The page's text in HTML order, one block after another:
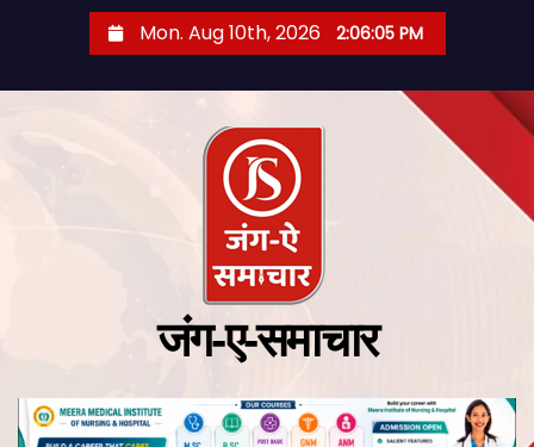
Mon. Aug 10th, 2026 2:06:06 PM
जंग-ए-समाचार